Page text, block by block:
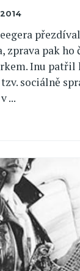
2014
zprava pak ho
Inu patřil
sociálně
...